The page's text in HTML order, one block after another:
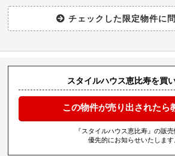
スタイルハウス恵比寿を買
この物件が売り出されたら
『スタイルハウス恵比寿』の販
優先的にお知らせいたします